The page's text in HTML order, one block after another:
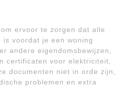
ervoor te zorgen dat alle
voordat je een woning
andere eigendomsbewijzen,
certificaten voor elektriciteit,
documenten niet in orde zijn,
problemen en extra